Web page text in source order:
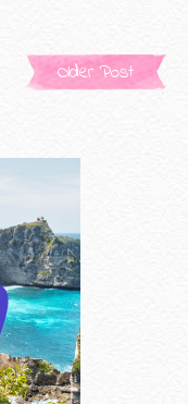
Older Post